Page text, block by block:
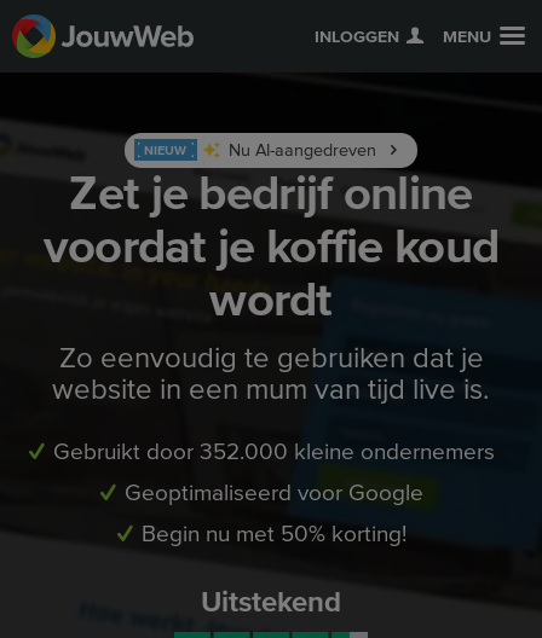
INLOGGEN MENU
NIEUW Nu AI-aangedreven
Zet je bedrijf online
voordat je koffie koud
wordt
Zo eenvoudig te gebruiken dat je
website in een mum van tijd live is.
Gebruikt door 352.000 kleine ondernemers
Geoptimaliseerd voor Google
Begin nu met 50% korting!
Uitstekend